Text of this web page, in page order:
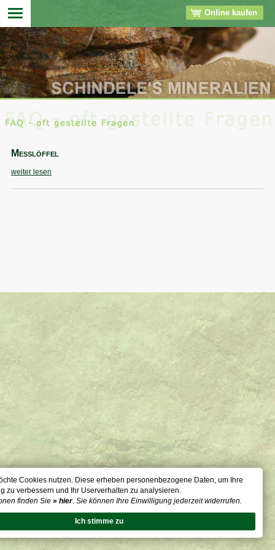
Cookies nutzen. Diese erheben personenbezogene Daten, um Ihre
zu verbessern und Ihr Userverhalten zu analysieren.
finden Sie » hier. Sie können Ihre Einwilligung jederzeit widerrufen.
Ich stimme zu
Online kaufen
▼
▼
Messlöffel
weiter lesen